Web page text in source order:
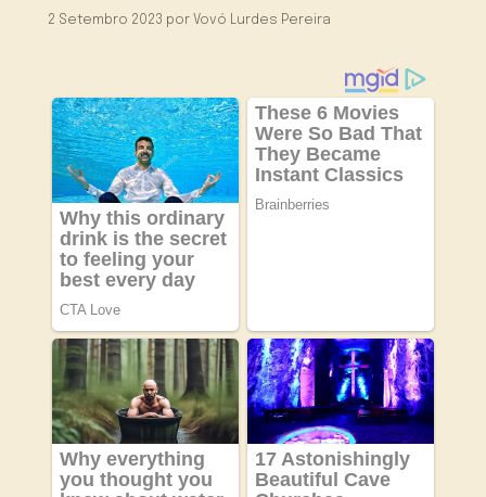
2 Setembro 2023 por Vovó Lurdes Pereira